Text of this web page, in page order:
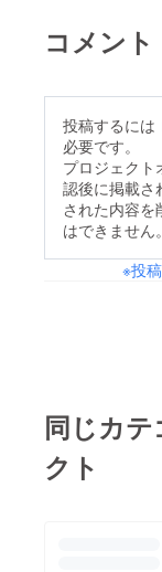
ては
おり
クリス
祝い、
り物と
と思い
間は少
続き
ほど
変お
建築
共同住
れませ
なんで
し（新
良い仲
合う
すか
す。
なに
鳩時計
て。有
いとい
ました
すご
な光だ
ある
コメント
投稿するには
必要です。
プロジェクト
認後に掲載さ
された内容を
はできません。
※投
同じカ
クト